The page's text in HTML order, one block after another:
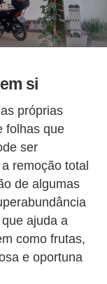
si
próprias
folhas que
ser
remoção total
de algumas
ajuda a
como frutas,
e oportuna